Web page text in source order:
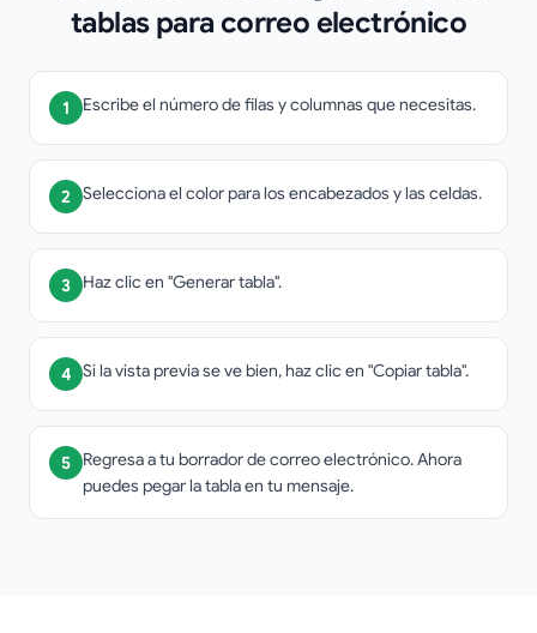
tablas para correo electrónico
1 Escribe el número de filas y columnas que necesitas.
2 Selecciona el color para los encabezados y las celdas.
3 Haz clic en "Generar tabla".
4 Si la vista previa se ve bien, haz clic en "Copiar tabla".
5
Regresa a tu borrador de correo electrónico. Ahora
puedes pegar la tabla en tu mensaje.